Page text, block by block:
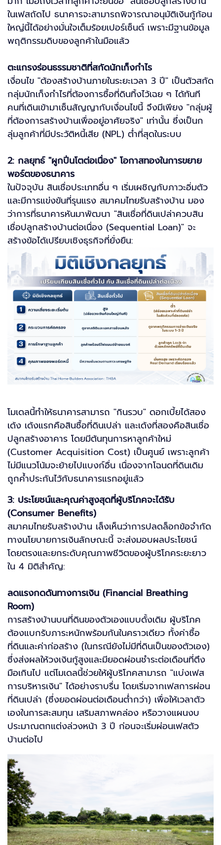
ในเฟสถัดไป ธนาคารจะสามารถพิจารณาอนุมัติเงินกู้ก้อน
ใหญ่นี้ได้อย่างมั่นใจเต็มร้อยเปอร์เซ็นต์ เพราะมีฐานข้อมูล
พฤติกรรมดิบของลูกค้าในมือแล้ว
ตะแกรงร่อนธรรมชาติที่สกัดนักเก็งกำไร
เงื่อนไข "ต้องสร้างบ้านภายในระยะเวลา 3 ปี" เป็นตัวสกัด
กลุ่มนักเก็งกำไรที่ต้องการซื้อที่ดินทิ้งไว้เฉย ๆ ได้ทันที
คนที่เดินเข้ามาเซ็นสัญญากับเงื่อนไขนี้ จึงมีเพียง "กลุ่มผู้
ที่ต้องการสร้างบ้านเพื่ออยู่อาศัยจริง" เท่านั้น ซึ่งเป็นก
ลุ่มลูกค้าที่มีประวัติหนี้เสีย (NPL) ต่ำที่สุดในระบบ
2: กลยุทธ์ "ผูกปิ่นโตต่อเนื่อง" โอกาสทองในการขยาย
พอร์ตของธนาคาร
ในปัจจุบัน สินเชื่อประเภทอื่น ๆ เริ่มเผชิญกับภาวะอิ่มตัว
และมีการแข่งขันที่รุนแรง สมาคมไทยรับสร้างบ้าน มอง
ว่าการที่ธนาคารหันมาพัฒนา "สินเชื่อที่ดินเปล่าควบสิน
เชื่อปลูกสร้างบ้านต่อเนื่อง (Sequential Loan)" จะ
สร้างข้อได้เปรียบเชิงธุรกิจที่ยั่งยืน:
โมเดลนี้ทำให้ธนาคารสามารถ "กินรวบ" ดอกเบี้ยได้สอง
เด้ง เด้งแรกคือสินซื้อที่ดินเปล่า และเด้งที่สองคือสินเชื่อ
ปลูกสร้างอาคาร โดยมีต้นทุนการหาลูกค้าใหม่
(Customer Acquisition Cost) เป็นศูนย์ เพราะลูกค้า
ไม่มีแนวโน้มจะย้ายไปแบงก์อื่น เนื่องจากโฉนดที่ดินเดิม
ถูกค้ำประกันไว้กับธนาคารแรกอยู่แล้ว
3: ประโยชน์และคุณค่าสูงสุดที่ผู้บริโภคจะได้รับ
(Consumer Benefits)
สมาคมไทยรับสร้างบ้าน เล็งเห็นว่าการปลดล็อกข้อจำกัด
ทางนโยบายการเงินลักษณะนี้ จะส่งมอบผลประโยชน์
โดยตรงและยกระดับคุณภาพชีวิตของผู้บริโภคระยะยาว
ใน 4 มิติสำคัญ:
ลดแรงกดดันทางการเงิน (Financial Breathing
Room)
การสร้างบ้านบนที่ดินของตัวเองแบบดั้งเดิม ผู้บริโภค
ต้องแบกรับภาระหนักพร้อมกันในคราวเดียว ทั้งค่าซื้อ
ที่ดินและค่าก่อสร้าง (ในกรณียังไม่มีที่ดินเป็นของตัวเอง)
ซึ่งส่งผลให้วงเงินกู้สูงและมียอดผ่อนชำระต่อเดือนที่ตึง
มือเกินไป แต่โมเดลนี้ช่วยให้ผู้บริโภคสามารถ "แบ่งเฟส
การบริหารเงิน" ได้อย่างราบรื่น โดยเริ่มจากเฟสการผ่อน
ที่ดินเปล่า (ซึ่งยอดผ่อนต่อเดือนต่ำกว่า) เพื่อให้เวลาตัว
เองในการสะสมทุน เสริมสภาพคล่อง หรือวางแผนงบ
ประมาณตกแต่งล่วงหน้า 3 ปี ก่อนจะเริ่มผ่อนเฟสตัว
บ้านต่อไป